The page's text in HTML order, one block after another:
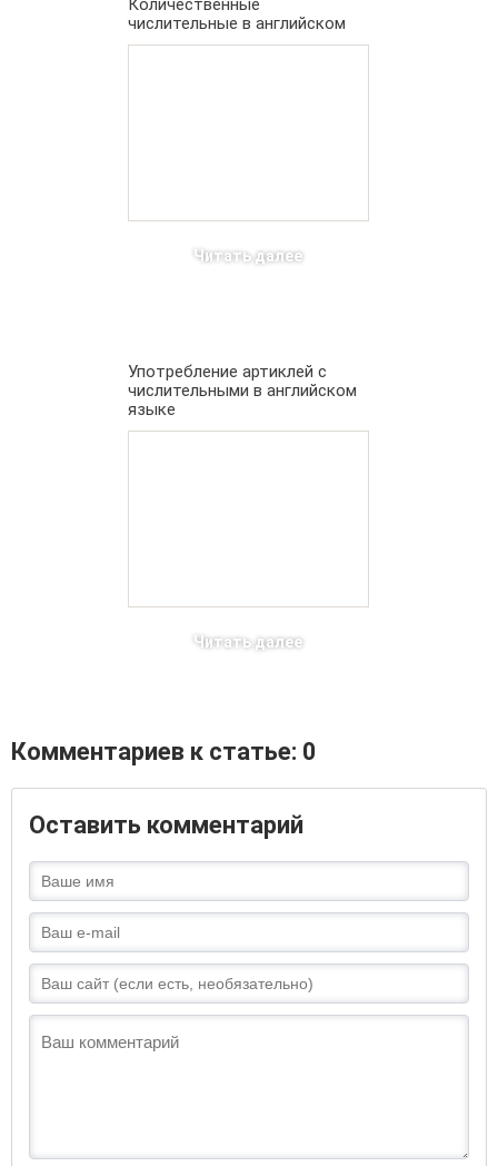
Количественные
числительные в английском
Читать далее
Употребление артиклей с
числительными в английском
языке
Читать далее
Комментариев к статье: 0
Оставить комментарий